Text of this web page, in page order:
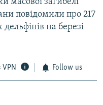
масової загибелі
повідомили про 217
на березі
VPN Follow us